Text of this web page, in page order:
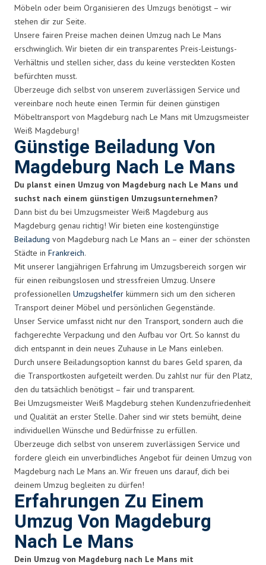
Möbeln oder beim Organisieren des Umzugs benötigst – wir
stehen dir zur Seite.
Unsere fairen Preise machen deinen Umzug nach Le Mans
erschwinglich. Wir bieten dir ein transparentes Preis-Leistungs-
Verhältnis und stellen sicher, dass du keine versteckten Kosten
befürchten musst.
Überzeuge dich selbst von unserem zuverlässigen Service und
vereinbare noch heute einen Termin für deinen günstigen
Möbeltransport von Magdeburg nach Le Mans mit Umzugsmeister
Weiß Magdeburg!
Günstige Beiladung Von
Magdeburg Nach Le Mans
Du planst einen Umzug von Magdeburg nach Le Mans und
suchst nach einem günstigen Umzugsunternehmen?
Dann bist du bei Umzugsmeister Weiß Magdeburg aus
Magdeburg genau richtig! Wir bieten eine kostengünstige
Beiladung von Magdeburg nach Le Mans an – einer der schönsten
Städte in Frankreich.
Mit unserer langjährigen Erfahrung im Umzugsbereich sorgen wir
für einen reibungslosen und stressfreien Umzug. Unsere
professionellen Umzugshelfer kümmern sich um den sicheren
Transport deiner Möbel und persönlichen Gegenstände.
Unser Service umfasst nicht nur den Transport, sondern auch die
fachgerechte Verpackung und den Aufbau vor Ort. So kannst du
dich entspannt in dein neues Zuhause in Le Mans einleben.
Durch unsere Beiladungsoption kannst du bares Geld sparen, da
die Transportkosten aufgeteilt werden. Du zahlst nur für den Platz,
den du tatsächlich benötigst – fair und transparent.
Bei Umzugsmeister Weiß Magdeburg stehen Kundenzufriedenheit
und Qualität an erster Stelle. Daher sind wir stets bemüht, deine
individuellen Wünsche und Bedürfnisse zu erfüllen.
Überzeuge dich selbst von unserem zuverlässigen Service und
fordere gleich ein unverbindliches Angebot für deinen Umzug von
Magdeburg nach Le Mans an. Wir freuen uns darauf, dich bei
deinem Umzug begleiten zu dürfen!
Erfahrungen Zu Einem
Umzug Von Magdeburg
Nach Le Mans
Dein Umzug von Magdeburg nach Le Mans mit